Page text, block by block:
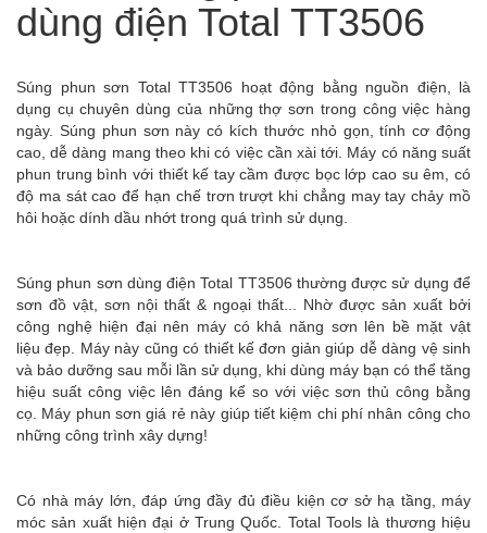
dùng điện Total TT3506
Súng phun sơn Total TT3506 hoạt động bằng nguồn điện, là
dụng cụ chuyên dùng của những thợ sơn trong công việc hàng
ngày. Súng phun sơn này có kích thước nhỏ gọn, tính cơ động
cao, dễdàng mang theo khi có việc cần xài tới. Máy có năng suất
phun trung bình với thiết kế tay cầm được bọc lớp cao su êm, có
độ ma sát cao để hạn chế trơn trượt khi chẳng may tay chảy mồ
hôi hoặc dính dầu nhớt trong quá trình sử dụng.
Súng phun sơn dùng điện Total TT3506 thường được sử dụng để
sơn đồ vật, sơn nội thất & ngoại thất... Nhờ được sản xuất bởi
công nghệ hiện đại nên máy có khả năng sơn lên bề mặt vật
liệuđẹp. Máy này cũng có thiết kế đơn giản giúp dễ dàng vệ sinh
và bảo dưỡng sau mỗi lần sử dụng, khi dùng máy bạn có thể tăng
hiệu suất công việc lên đáng kể so với việc sơn thủ công bằng
cọ. Máy phun sơn giá rẻ này giúp tiết kiệm chi phí nhân công cho
những công trình xây dựng!
Có nhà máy lớn, đáp ứng đầy đủ điều kiện cơ sở hạ tầng, máy
móc sản xuất hiện đại ở Trung Quốc. Total Tools là thương hiệu